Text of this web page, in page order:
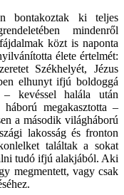
bontakoztak ki teljes
mindenről
közt is naponta
élete értelmét:
Székhelyét, Jézus
elhunyt ifjú boldoggá
kevéssel halála után
megakasztotta –
a második világháború
lakosság és fronton
találtak a sokat
tudó ifjú alakjából. Aki
megmentett, vagy csak